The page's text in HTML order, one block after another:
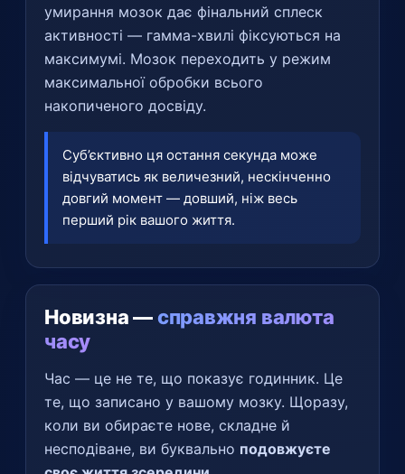
умирання мозок дає фінальний сплеск
активності — гамма-хвилі фіксуються на
максимумі. Мозок переходить у режим
максимальної обробки всього
накопиченого досвіду.
Суб’єктивно ця остання секунда може
відчуватись як величезний, нескінченно
довгий момент — довший, ніж весь
перший рік вашого життя.
Новизна —справжня валюта
часу
Час — це не те, що показує годинник. Це
те, що записано у вашому мозку. Щоразу,
коли ви обираєте нове, складне й
несподіване, ви буквально подовжуєте